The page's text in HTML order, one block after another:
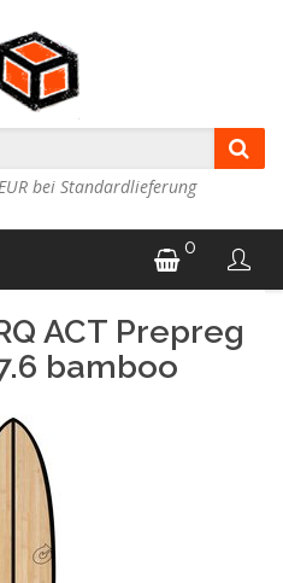
bei Standardlieferung
0
ACT Prepreg
bamboo